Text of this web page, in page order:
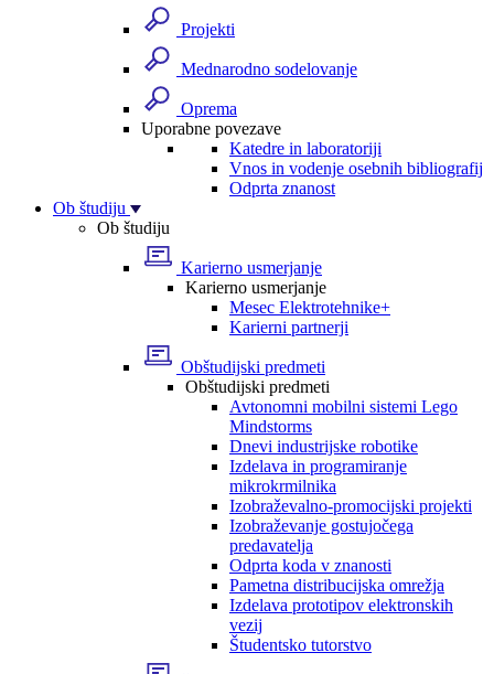
Projekti
Mednarodno sodelovanje
Oprema
Uporabne povezave
Katedre in laboratoriji
Vnos in vodenje osebnih bibliografij
Odprta znanost
Ob študiju
Ob študiju
Karierno usmerjanje
Karierno usmerjanje
Mesec Elektrotehnike+
Karierni partnerji
Obštudijski predmeti
Obštudijski predmeti
Avtonomni mobilni sistemi Lego
Mindstorms
Dnevi industrijske robotike
Izdelava in programiranje
mikrokrmilnika
Izobraževalno-promocijski projekti
Izobraževanje gostujočega
predavatelja
Odprta koda v znanosti
Pametna distribucijska omrežja
Izdelava prototipov elektronskih
vezij
Študentsko tutorstvo